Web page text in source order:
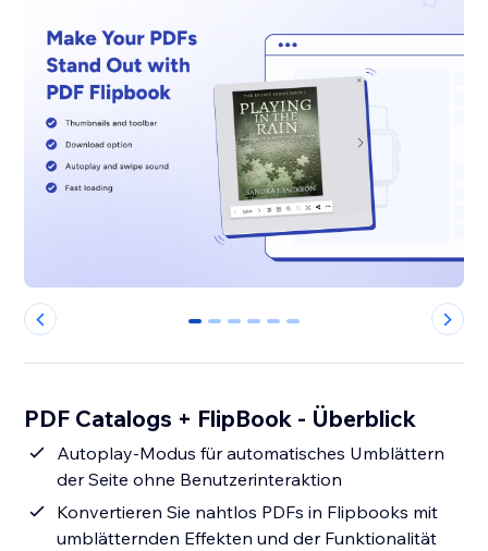
0 1 2 3 4 5
PDF Catalogs + FlipBook - Überblick
Autoplay-Modus für automatisches Umblättern
der Seite ohne Benutzerinteraktion
Konvertieren Sie nahtlos PDFs in Flipbooks mit
umblätternden Effekten und der Funktionalität